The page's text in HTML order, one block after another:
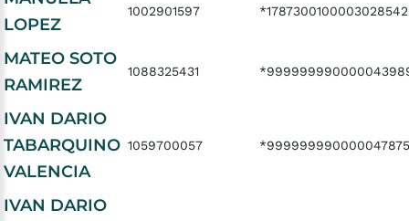
LOPEZ
1002901597
MATEO SOTO
RAMIREZ
1088325431
IVAN DARIO
TABARQUINO
VALENCIA
1059700057
IVAN DARIO